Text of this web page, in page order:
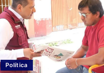
Política